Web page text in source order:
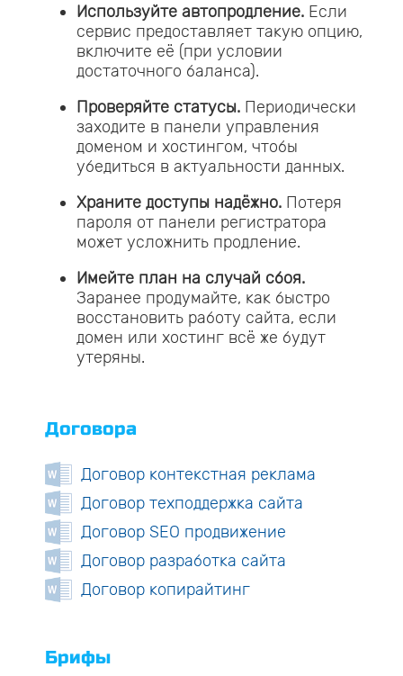
Используйте автопродление.Если
сервис предоставляет такую опцию,
включите её (при условии
достаточного баланса).
Проверяйте статусы.Периодически
заходите в панели управления
доменом и хостингом, чтобы
убедиться в актуальности данных.
Храните доступы надёжно.Потеря
пароля от панели регистратора
может усложнить продление.
Имейте план на случай сбоя.
Заранее продумайте, как быстро
восстановить работу сайта, если
домен или хостинг всё же будут
утеряны.
Договора
Договор контекстная реклама
Договор техподдержка сайта
Договор SEO продвижение
Договор разработка сайта
Договор копирайтинг
Брифы